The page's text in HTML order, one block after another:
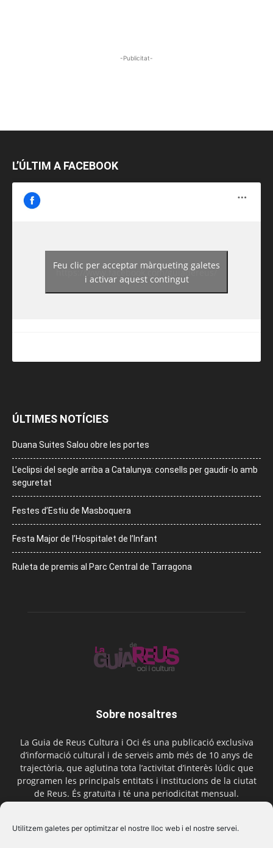
Utilitzem galetes per optimitzar el nostre lloc web i el nostre servei.
-Publicitat-
L’ÚLTIM A FACEBOOK
https://www.facebook.com/guiadereus/
Feu clic per acceptar màrqueting galetes
i activar aquest contingut
ÚLTIMES NOTÍCIES
Duana Suites Salou obre les portes
L’eclipsi del segle arriba a Catalunya: consells per gaudir-lo amb
seguretat
Festes d’Estiu de Masboquera
Festa Major de l’Hospitalet de l’Infant
Ruleta de premis al Parc Central de Tarragona
Sobre nosaltres
La Guia de Reus Cultura i Oci és una publicació exclusiva
d’informació cultural i de serveis amb més de 10 anys de
trajectòria, que aglutina tota l’activitat d’interès lúdic que
programen les principals entitats i institucions de la ciutat
de Reus. És gratuïta i té una periodicitat mensual.